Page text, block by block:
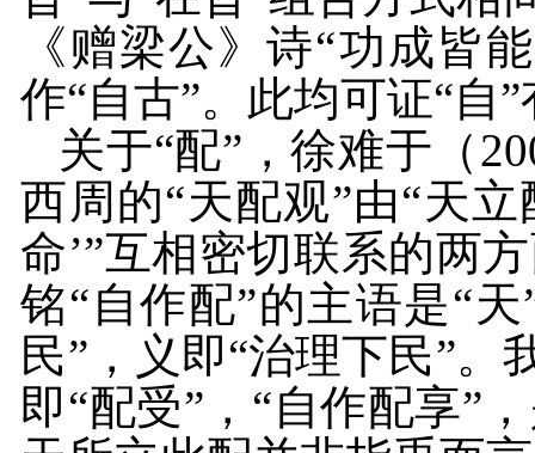
《赠梁公》诗“功成皆
作“自古”。此均可证“自
关于“配”，徐难于（
西周的“天配观”由“天立
命’”互相密切联系的两
铭“自作配”的主语是“
民”，义即“治理下民”。
即“配受”，“自作配享”